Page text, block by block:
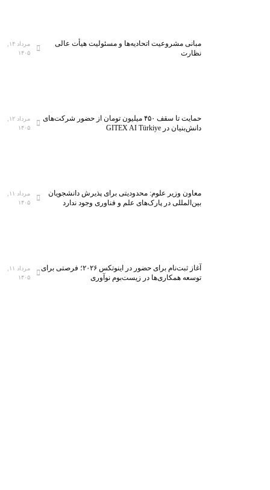
مبانی مشروعیت اتحادیه‌ها و مسئولیت هیأت عالی
نظارت
مرداد ۱۴,
۱۴۰۵
حمایت تا سقف ۴۵۰ میلیون تومان از حضور شرکت‌های
دانش‌بنیان در GITEX AI Türkiye
مرداد ۱۲,
۱۴۰۵
معاون وزیر علوم: محدودیتی برای پذیرش دانشجویان
بین‌المللی در پارک‌های علم و فناوری وجود ندارد
مرداد ۱۱,
۱۴۰۵
آغاز ثبت‌نام برای حضور در اینوتکس ۲۰۲۶؛ فرصتی برای
توسعه همکاری‌ها در زیست‌بوم نوآوری
مرداد ۱۱,
۱۴۰۵